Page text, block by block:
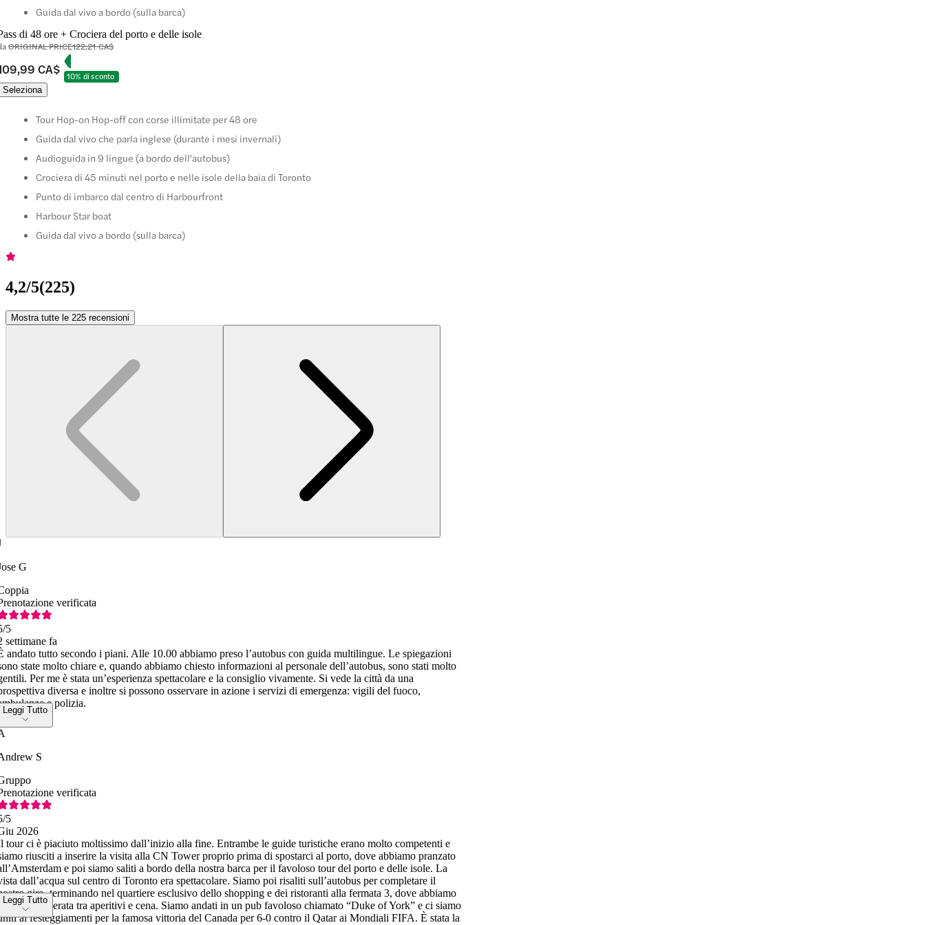
Guida dal vivo a bordo (sulla barca)
di 48 ore + Crociera del porto e delle isole
ORIGINAL PRICE122,21 CA$
CA$
10% di sconto
Seleziona
Tour Hop-on Hop-off con corse illimitate per 48 ore
Guida dal vivo che parla inglese (durante i mesi invernali)
Audioguida in 9 lingue (a bordo dell'autobus)
Crociera di 45 minuti nel porto e nelle isole della baia di Toronto
Punto di imbarco dal centro di Harbourfront
Harbour Star boat
Guida dal vivo a bordo (sulla barca)
4,2/5(225)
Mostra tutte le 225 recensioni
G
verificata
/5
settimane fa
andato tutto secondo i piani. Alle 10.00 abbiamo preso l’autobus con guida multilingue. Le spiegazioni
state molto chiare e, quando abbiamo chiesto informazioni al personale dell’autobus, sono stati molto
Per me è stata un’esperienza spettacolare e la consiglio vivamente. Si vede la città da una
diversa e inoltre si possono osservare in azione i servizi di emergenza: vigili del fuoco,
e polizia.
Leggi Tutto
S
verificata
/5
2026
tour ci è piaciuto moltissimo dall’inizio alla fine. Entrambe le guide turistiche erano molto competenti e
riusciti a inserire la visita alla CN Tower proprio prima di spostarci al porto, dove abbiamo pranzato
e poi siamo saliti a bordo della nostra barca per il favoloso tour del porto e delle isole. La
dall’acqua sul centro di Toronto era spettacolare. Siamo poi risaliti sull’autobus per completare il
giro, terminando nel quartiere esclusivo dello shopping e dei ristoranti alla fermata 3, dove abbiamo
la serata tra aperitivi e cena. Siamo andati in un pub favoloso chiamato “Duke of York” e ci siamo
ai festeggiamenti per la famosa vittoria del Canada per 6-0 contro il Qatar ai Mondiali FIFA. È stata la
Leggi Tutto